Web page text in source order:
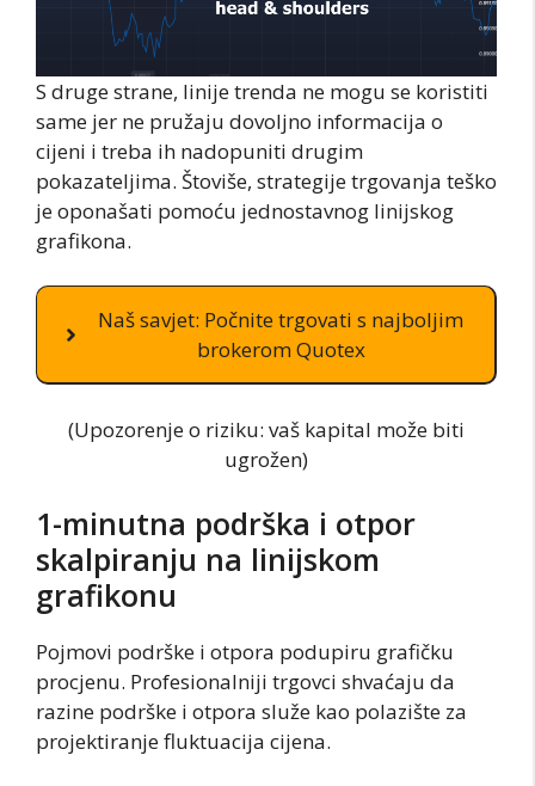
S druge strane, linije trenda ne mogu se koristiti
same jer ne pružaju dovoljno informacija o
cijeni i treba ih nadopuniti drugim
pokazateljima. Štoviše, strategije trgovanja teško
je oponašati pomoću jednostavnog linijskog
grafikona.
Naš savjet: Počnite trgovati s najboljim
brokerom Quotex
(Upozorenje o riziku: vaš kapital može biti
ugrožen)
1-minutna podrška i otpor
skalpiranju na linijskom
grafikonu
Pojmovi podrške i otpora podupiru grafičku
procjenu. Profesionalniji trgovci shvaćaju da
razine podrške i otpora služe kao polazište za
projektiranje fluktuacija cijena.